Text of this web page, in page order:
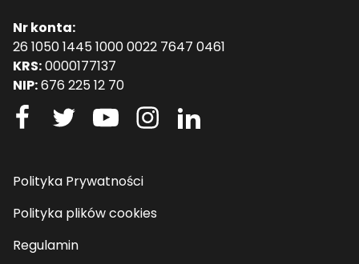
Nr konta:
26 1050 1445 1000 0022 7647 0461
KRS:0000177137
NIP:676 225 12 70
Polityka Prywatności
Polityka plików cookies
Regulamin